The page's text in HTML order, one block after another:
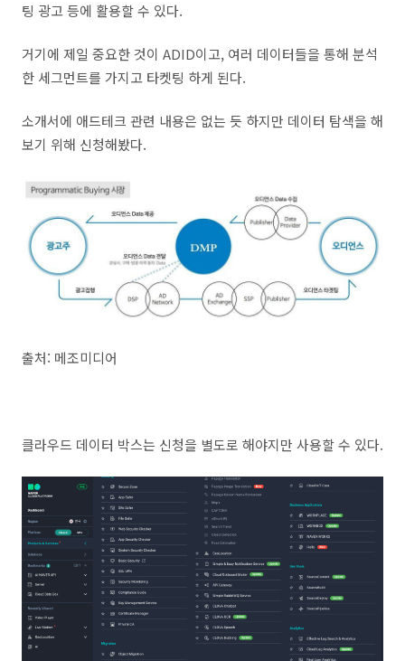
팅 광고 등에 활용할 수 있다.
거기에 제일 중요한 것이 ADID이고, 여러 데이터들을 통해 분석
한 세그먼트를 가지고 타켓팅 하게 된다.
소개서에 애드테크 관련 내용은 없는 듯 하지만 데이터 탐색을 해
보기 위해 신청해봤다.
출처: 메조미디어
클라우드 데이터 박스는 신청을 별도로 해야지만 사용할 수 있다.